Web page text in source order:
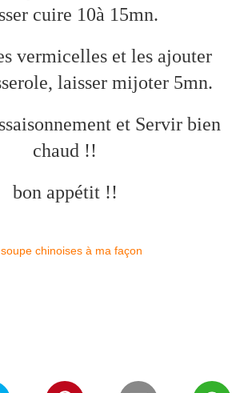
cuire 10à 15mn.
vermicelles et les ajouter
laisser mijoter 5mn.
et Servir bien
chaud !!
bon appétit !!